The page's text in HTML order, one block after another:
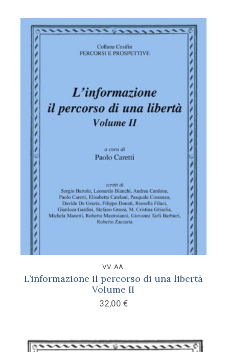
VV. AA.
L’informazione il percorso di una libertà
Volume II
32,00 €